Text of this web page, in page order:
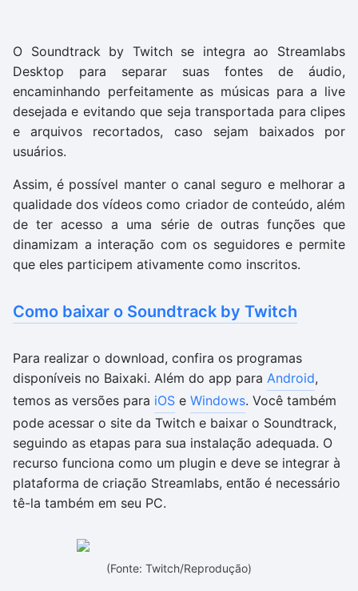
O Soundtrack by Twitch se integra ao Streamlabs
Desktop para separar suas fontes de áudio,
encaminhando perfeitamente as músicas para a live
desejada e evitando que seja transportada para clipes
e arquivos recortados, caso sejam baixados por
usuários.
Assim, é possível manter o canal seguro e melhorar a
qualidade dos vídeos como criador de conteúdo, além
de ter acesso a uma série de outras funções que
dinamizam a interação com os seguidores e permite
que eles participem ativamente como inscritos.
Como baixar o Soundtrack by Twitch
Para realizar o download, confira os programas
disponíveis no Baixaki. Além do app para Android,
temos as versões para iOS e Windows. Você também
pode acessar o site da Twitch e baixar o Soundtrack,
seguindo as etapas para sua instalação adequada. O
recurso funciona como um plugin e deve se integrar à
plataforma de criação Streamlabs, então é necessário
tê-la também em seu PC.
(Fonte: Twitch/Reprodução)